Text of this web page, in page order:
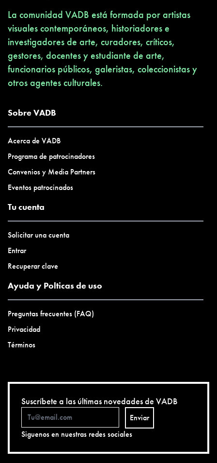
La comunidad VADB está formada por artistas
visuales contemporáneos, historiadores e
investigadores de arte, curadores, críticos,
gestores, docentes y estudiante de arte,
funcionarios públicos, galeristas, coleccionistas y
otros agentes culturales.
Sobre VADB
Acerca de VADB
Programa de patrocinadores
Convenios y Media Partners
Eventos patrocinados
Tu cuenta
Solicitar una cuenta
Entrar
Recuperar clave
Ayuda y Polticas de uso
Preguntas frecuentes (FAQ)
Privacidad
Términos
Suscríbete a las últimas novedades de VADB
Enviar
Siguenos en nuestras redes sociales